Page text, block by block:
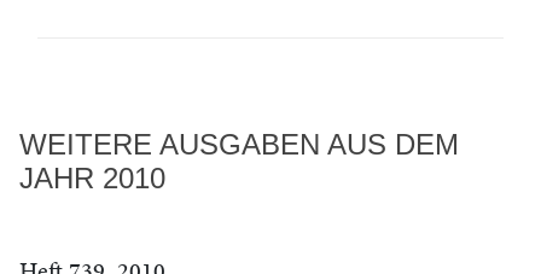
WEITERE AUSGABEN AUS DEM
JAHR 2010